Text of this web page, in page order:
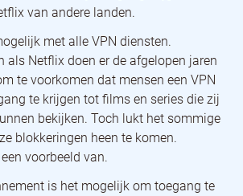
van andere landen.
met alle VPN diensten.
als Netflix doen er de afgelopen jaren
te voorkomen dat mensen een VPN
te krijgen tot films en series die zij
bekijken. Toch lukt het sommige
blokkeringen heen te komen.
voorbeeld van.
is het mogelijk om toegang te